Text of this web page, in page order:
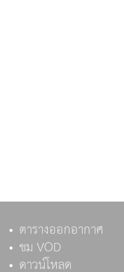
ตารางออกอากาศ
ชม VOD
ดาวน์โหลด